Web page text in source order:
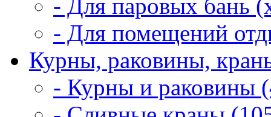
- Для паровых бань
- Для помещений
Курны, раковины,
- Курны и раковины